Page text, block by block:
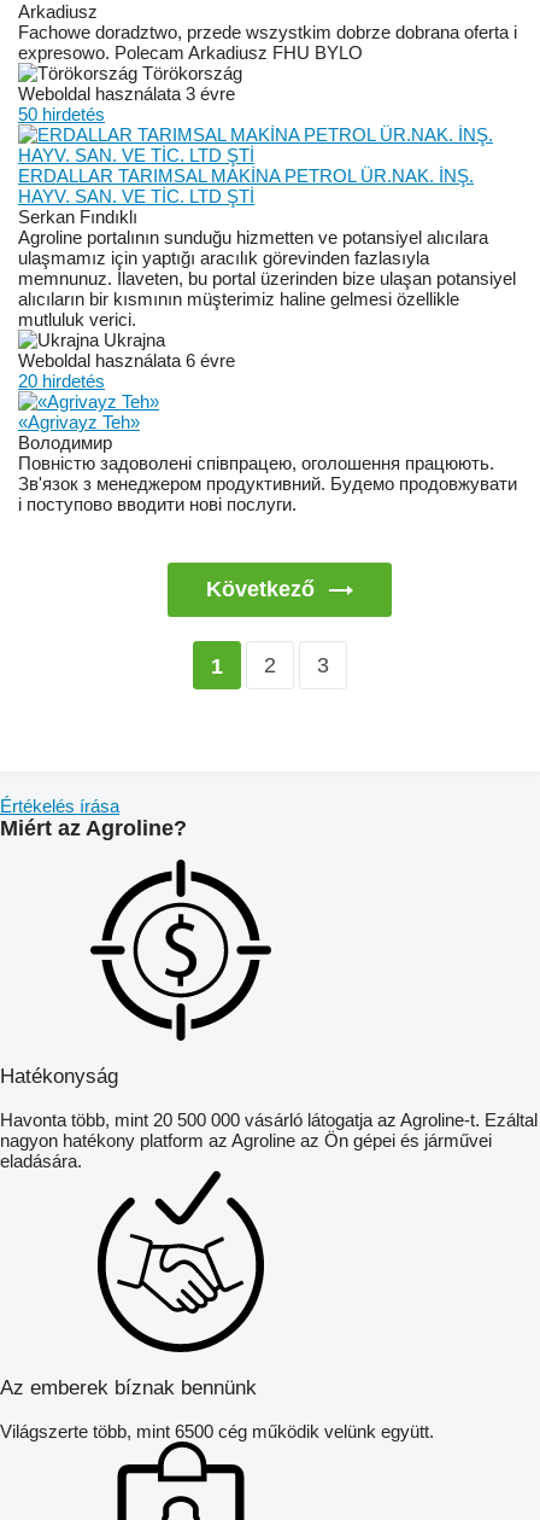
Arkadiusz
Fachowe doradztwo, przede wszystkim dobrze dobrana oferta i
expresowo. Polecam Arkadiusz FHU BYLO
Törökország
Weboldal használata 3 évre
50 hirdetés
ERDALLAR TARIMSAL MAKİNA PETROL ÜR.NAK. İNŞ.
HAYV. SAN. VE TİC. LTD ŞTİ
Serkan Fındıklı
Agroline portalının sunduğu hizmetten ve potansiyel alıcılara
ulaşmamız için yaptığı aracılık görevinden fazlasıyla
memnunuz. İlaveten, bu portal üzerinden bize ulaşan potansiyel
alıcıların bir kısmının müşterimiz haline gelmesi özellikle
mutluluk verici.
Ukrajna
Weboldal használata 6 évre
20 hirdetés
«Agrivayz Teh»
Володимир
Повністю задоволені співпрацею, оголошення працюють.
Зв'язок з менеджером продуктивний. Будемо продовжувати
і поступово вводити нові послуги.
Következő
1 2 3
Értékelés írása
Miért az Agroline?
Hatékonyság
Havonta több, mint 20 500 000 vásárló látogatja az Agroline-t. Ezáltal
nagyon hatékony platform az Agroline az Ön gépei és járművei
eladására.
Az emberek bíznak bennünk
Világszerte több, mint 6500 cég működik velünk együtt.